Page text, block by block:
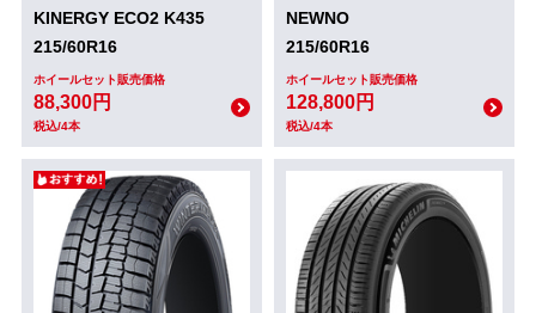
KINERGY ECO2 K435
215/60R16
ホイールセット販売価格
88,300円
税込/4本
NEWNO
215/60R16
ホイールセット販売価格
128,800円
税込/4本